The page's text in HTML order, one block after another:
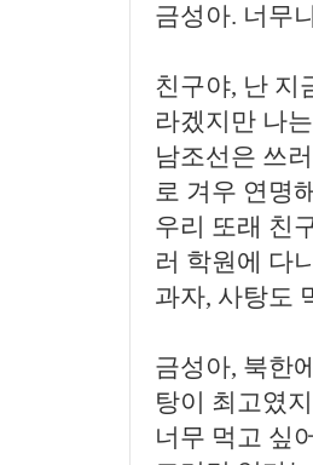
금성아. 너무
친구야, 난 지
라겠지만 나
남조선은 쓰
로 겨우 연명
우리 또래 친
러 학원에 다
과자, 사탕도
금성아, 북한
탕이 최고였
너무 먹고 싶